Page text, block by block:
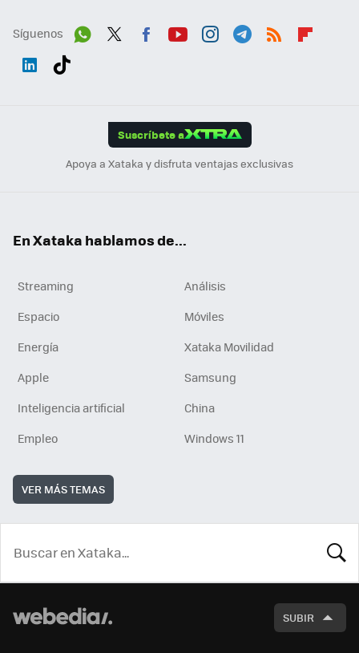
Síguenos
Suscríbete a
Apoya a Xataka y disfruta ventajas exclusivas
En Xataka hablamos de...
Streaming
Análisis
Espacio
Móviles
Energía
Xataka Movilidad
Apple
Samsung
Inteligencia artificial
China
Empleo
Windows 11
VER MÁS TEMAS
SUBIR